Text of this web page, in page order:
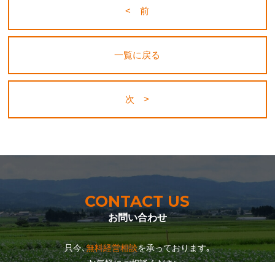
< 前
一覧に戻る
次 >
CONTACT US
お問い合わせ
只今､無料経営相談を承っております｡